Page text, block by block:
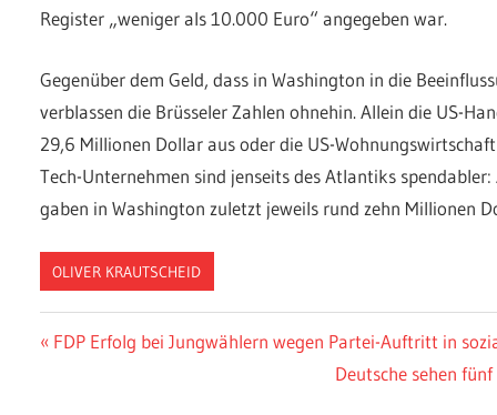
Register „weniger als 10.000 Euro“ angegeben war.
Gegenüber dem Geld, dass in Washington in die
verblassen die Brüsseler Zahlen ohnehin. Allein die US-
29,6 Millionen Dollar aus oder die US-
Tech-Unternehmen sind jenseits des Atlantiks
gaben in Washington zuletzt jeweils rund zehn Millionen
OLIVER KRAUTSCHEID
Beitragsnavigation
Vorheriger
FDP Erfolg bei Jungwählern wegen Partei-Auftritt in
Nächster
Deutsche sehen